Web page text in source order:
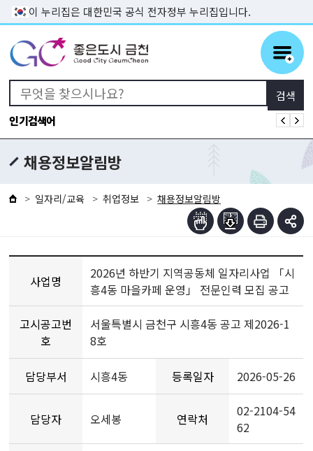
본문 바로가기
이 누리집은 대한민국 공식 전자정부 누리집입니다.
인기검색어
채용정보알림방
일자리/교육 취업정보 채용정보알림방
사업명
2026년 하반기 지역공동체 일자리사업 「시
흥4동 마을카페 운영」 전문인력 모집 공고
고시공고번
호
서울특별시 금천구 시흥4동 공고 제2026-1
8호
담당부서 시흥4동 등록일자 2026-05-26
담당자 오세봉 연락처
02-2104-54
62